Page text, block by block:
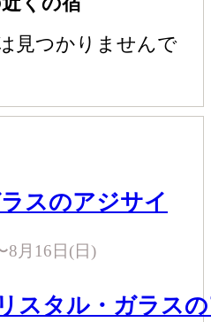
かな景観となる。大涌谷を
豊かな庭園で、その輝きを
る。
向け カップル向け
見つかりませんで
スのアジサイ
8月16日(日)
スタル・ガラス